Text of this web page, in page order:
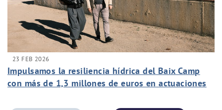
23 FEB 2026
Impulsamos la resiliencia hídrica del Baix Camp
con más de 1,3 millones de euros en actuaciones